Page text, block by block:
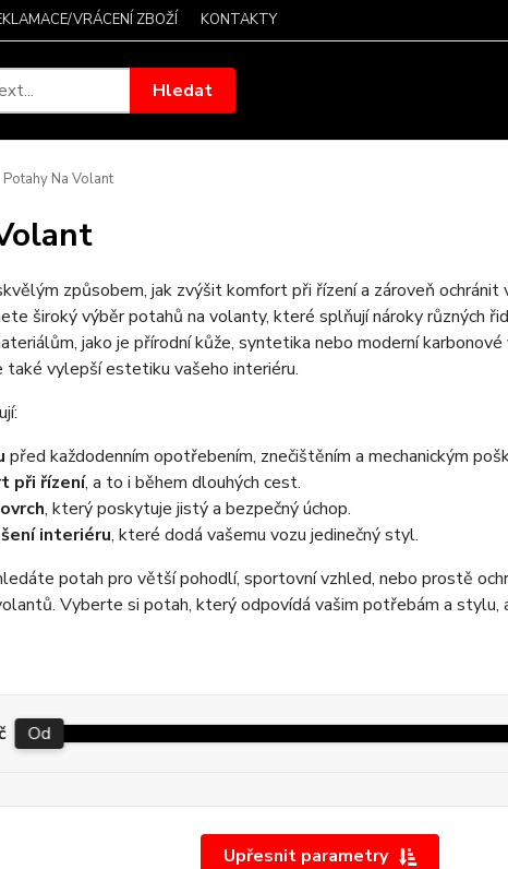
VRÁCENÍ ZBOŽÍ KONTAKTY
Hledat
Potahy Na Volant
způsobem, jak zvýšit komfort při řízení a zároveň
široký výběr potahů na volanty, které splňují nároky různých
jako je přírodní kůže, syntetika nebo moderní
také vylepší estetiku vašeho interiéru.
před každodenním opotřebením, znečištěním a mechanickým
při řízení, a to i během dlouhých cest.
, který poskytuje jistý a bezpečný úchop.
interiéru, které dodá vašemu vozu jedinečný styl.
potah pro větší pohodlí, sportovní vzhled, nebo prostě
Vyberte si potah, který odpovídá vašim potřebám a stylu,
Upřesnit parametry
Od